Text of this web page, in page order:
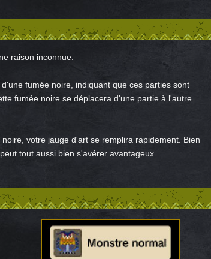
raison inconnue.
fumée noire, indiquant que ces parties sont
fumée noire se déplacera d'une partie à l'autre.
votre jauge d'art se remplira rapidement. Bien
tout aussi bien s'avérer avantageux.